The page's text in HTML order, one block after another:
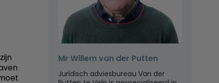
Mr Willem van der Putten
Juridisch adviesbureau Van der